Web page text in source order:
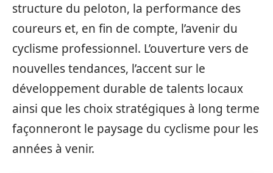
structure du peloton, la performance des
coureurs et, en fin de compte, l’avenir du
cyclisme professionnel. L’ouverture vers de
nouvelles tendances, l’accent sur le
développement durable de talents locaux
ainsi que les choix stratégiques à long terme
façonneront le paysage du cyclisme pour les
années à venir.